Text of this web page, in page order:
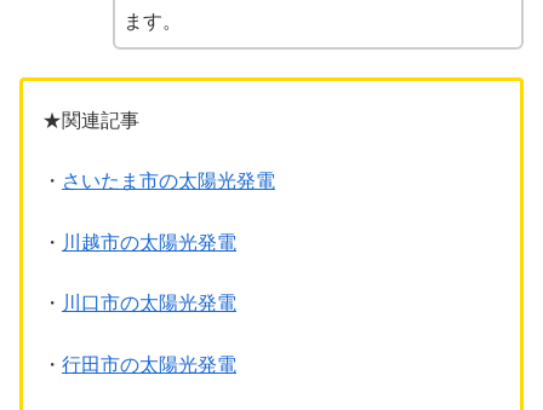
ます。
★関連記事
・ さいたま市の太陽光発電
・ 川越市の太陽光発電
・ 川口市の太陽光発電
・ 行田市の太陽光発電